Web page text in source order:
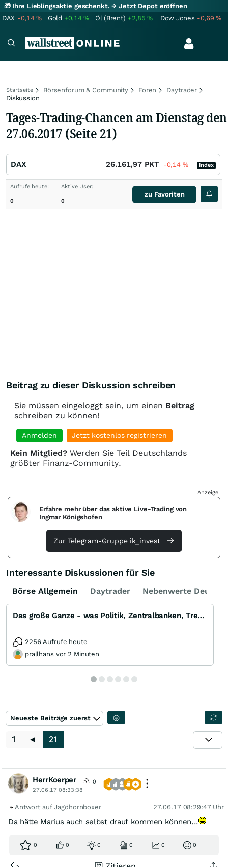
🎁 Ihre Lieblingsaktie geschenkt.→ Jetzt Depot eröffnen
DAX -0,14% Gold +0,14% Öl (Brent) +2,85% Dow Jones -0,69%
Startseite Börsenforum & Community Foren
Daytrader
Diskussion
Tages-Trading-Chancen am Dienstag den
27.06.2017 (Seite 21)
DAX 26.161,97 PKT -0,14 % Index
Aufrufe heute:
0
Aktive User:
0
zu Favoriten
Beitrag zu dieser Diskussion schreiben
Sie müssen eingeloggt sein, um einen Beitrag
schreiben zu können!
Anmelden Jetzt kostenlos registrieren
Kein Mitglied? Werden Sie Teil Deutschlands
größter Finanz-Community.
Anzeige
Erfahre mehr über das aktive Live-Trading von
Ingmar Königshofen
Zur Telegram-Gruppe ik_invest
Interessante Diskussionen für Sie
Börse Allgemein Daytrader Nebenwerte
Das große Ganze - was Politik, Zentralbanken, Trends, Medien und Gesellschaft mit Aktien, Rohstoffen
2256 Aufrufe heute
prallhans vor 2 Minuten
Neueste Beiträge zuerst
1 ◄ 21
HerrKoerper
0
27.06.17 08:33:38
Antwort auf Jagdhornboxer 27.06.17 08:29:47 Uhr
Da hätte Marius auch selbst drauf kommen können...
0 0 0 0 0 0